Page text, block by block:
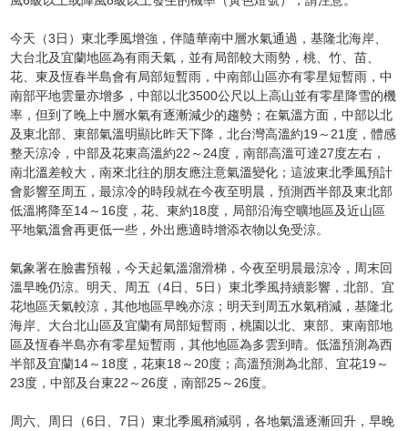
今天（3日）東北季風增強，伴隨華南中層水氣通過，基隆北海岸、
大台北及宜蘭地區為有雨天氣，並有局部較大雨勢，桃、竹、苗、
花、東及恆春半島會有局部短暫雨，中南部山區亦有零星短暫雨，中
南部平地雲量亦增多，中部以北3500公尺以上高山並有零星降雪的機
率，但到了晚上中層水氣有逐漸減少的趨勢；在氣溫方面，中部以北
及東北部、東部氣溫明顯比昨天下降，北台灣高溫約19～21度，體感
整天涼冷，中部及花東高溫約22～24度，南部高溫可達27度左右，
南北溫差較大，南來北往的朋友應注意氣溫變化；這波東北季風預計
會影響至周五，最涼冷的時段就在今夜至明晨，預測西半部及東北部
低溫將降至14～16度，花、東約18度，局部沿海空曠地區及近山區
平地氣溫會再更低一些，外出應適時增添衣物以免受涼。
氣象署在臉書預報，今天起氣溫溜滑梯，今夜至明晨最涼冷，周末回
溫早晚仍涼。明天、周五（4日、5日）東北季風持續影響，北部、宜
花地區天氣較涼，其他地區早晚亦涼；明天到周五水氣稍減，基隆北
海岸、大台北山區及宜蘭有局部短暫雨，桃園以北、東部、東南部地
區及恆春半島亦有零星短暫雨，其他地區為多雲到晴。低溫預測為西
半部及宜蘭14～18度，花東18～20度；高溫預測為北部、宜花19～
23度，中部及台東22～26度，南部25～26度。
周六、周日（6日、7日）東北季風稍減弱，各地氣溫逐漸回升，早晚